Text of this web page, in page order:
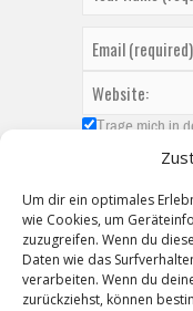
Um dir ein optimales
wie Cookies, um
zuzugreifen. Wenn du
Daten wie das
verarbeiten. Wenn du
zurückziehst, können
Trage mich in